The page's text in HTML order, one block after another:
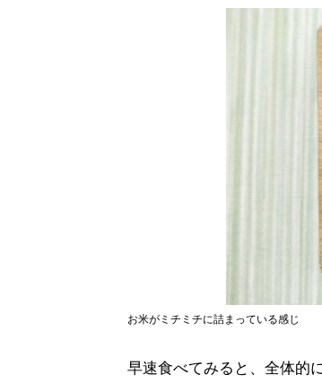
お米がミチミチに詰まっている感じ
早速食べてみると、全体的